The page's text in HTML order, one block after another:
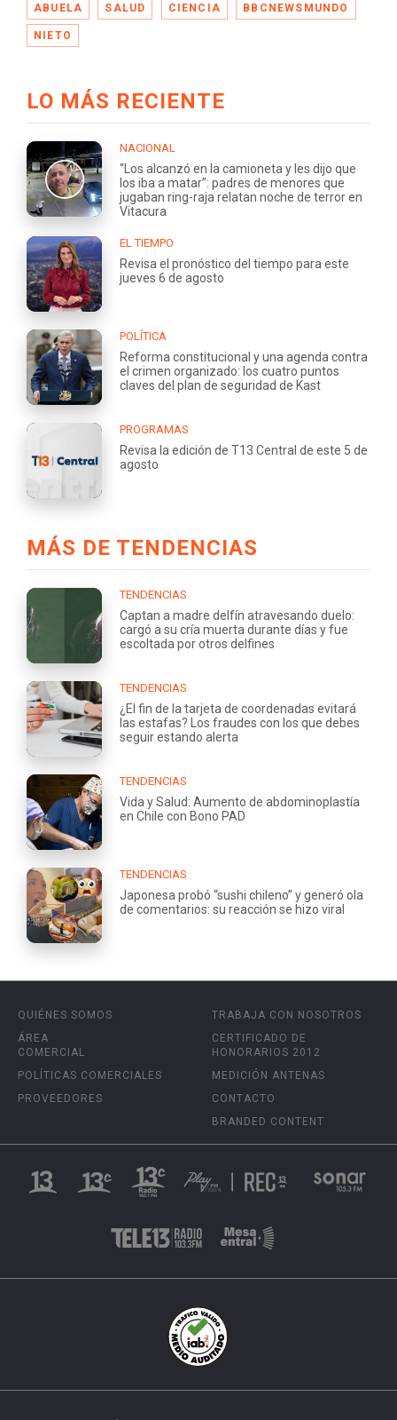
ABUELA SALUD CIENCIA BBCNEWSMUNDO
NIETO
LO MÁS RECIENTE
NACIONAL
“Los alcanzó en la camioneta y les dijo que
los iba a matar”: padres de menores que
jugaban ring-raja relatan noche de terror en
Vitacura
EL TIEMPO
Revisa el pronóstico del tiempo para este
jueves 6 de agosto
POLÍTICA
Reforma constitucional y una agenda contra
el crimen organizado: los cuatro puntos
claves del plan de seguridad de Kast
PROGRAMAS
Revisa la edición de T13 Central de este 5 de
agosto
MÁS DE TENDENCIAS
TENDENCIAS
Captan a madre delfín atravesando duelo:
cargó a su cría muerta durante días y fue
escoltada por otros delfines
TENDENCIAS
¿El fin de la tarjeta de coordenadas evitará
las estafas? Los fraudes con los que debes
seguir estando alerta
TENDENCIAS
Vida y Salud: Aumento de abdominoplastía
en Chile con Bono PAD
TENDENCIAS
Japonesa probó “sushi chileno” y generó ola
de comentarios: su reacción se hizo viral
QUIÉNES SOMOS
ÁREA
COMERCIAL
POLÍTICAS COMERCIALES
PROVEEDORES
TRABAJA CON NOSOTROS
CERTIFICADO DE
HONORARIOS 2012
MEDICIÓN ANTENAS
CONTACTO
BRANDED CONTENT